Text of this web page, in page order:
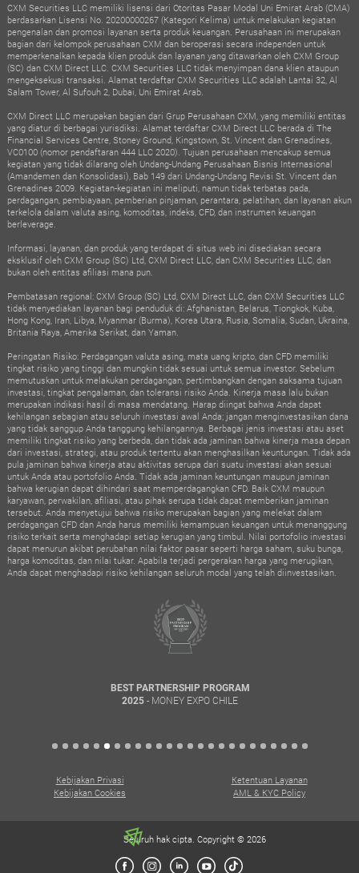
CXM Securities LLC memiliki lisensi dari Otoritas Pasar Modal Uni Emirat Arab (CMA)
berdasarkan Lisensi No. 20200000267 (Kategori Kelima) untuk melakukan kegiatan
pengenalan dan promosi layanan serta produk keuangan. Perusahaan ini merupakan
bagian dari kelompok perusahaan CXM dan beroperasi secara independen untuk
memperkenalkan kepada klien produk dan layanan yang ditawarkan oleh CXM Group
(SC) dan CXM Direct LLC. CXM Securities LLC tidak menyimpan dana klien ataupun
mengeksekusi transaksi. Alamat terdaftar CXM Securities LLC adalah Lantai 32, Al
Salam Tower, Al Sufouh 2, Dubai, Uni Emirat Arab.
CXM Direct LLC merupakan bagian dari Grup Perusahaan CXM, yang memiliki entitas
yang diatur di berbagai yurisdiksi. Alamat terdaftar CXM Direct LLC berada di The
Financial Services Centre, Stoney Ground, Kingstown, St. Vincent dan Grenadines,
VC0100 (nomor pendaftaran 444 LLC 2020). Tujuan perusahaan mencakup semua
kegiatan yang tidak dilarang oleh Undang-Undang Perusahaan Bisnis Internasional
(Amandemen dan Konsolidasi), Bab 149 dari Undang-Undang Revisi St. Vincent dan
Grenadines 2009. Kegiatan-kegiatan ini meliputi, namun tidak terbatas pada,
perdagangan, pembiayaan, pemberian pinjaman, perantara, pelatihan, dan layanan akun
terkelola dalam valuta asing, komoditas, indeks, CFD, dan instrumen keuangan
berleverage.
Informasi, layanan, dan produk yang terdapat di situs web ini disediakan secara
eksklusif oleh CXM Group (SC) Ltd, CXM Direct LLC, dan CXM Securities LLC, dan
bukan oleh entitas afiliasi mana pun.
Pembatasan regional: CXM Group (SC) Ltd, CXM Direct LLC, dan CXM Securities LLC
tidak menyediakan layanan bagi penduduk di: Afghanistan, Belarus, Tiongkok, Kuba,
Hong Kong, Iran, Libya, Myanmar (Burma), Korea Utara, Rusia, Somalia, Sudan, Ukraina,
Britania Raya, Amerika Serikat, dan Yaman.
Peringatan Risiko: Perdagangan valuta asing, mata uang kripto, dan CFD memiliki
tingkat risiko yang tinggi dan mungkin tidak sesuai untuk semua investor. Sebelum
memutuskan untuk melakukan perdagangan, pertimbangkan dengan saksama tujuan
investasi, tingkat pengalaman, dan toleransi risiko Anda. Kinerja masa lalu bukan
merupakan indikasi hasil di masa mendatang. Harap diingat bahwa Anda dapat
kehilangan sebagian atau seluruh investasi awal Anda; jangan menginvestasikan dana
yang tidak sanggup Anda tanggung kehilangannya. Berbagai jenis investasi atau aset
memiliki tingkat risiko yang berbeda, dan tidak ada jaminan bahwa kinerja masa depan
dari investasi, strategi, atau produk tertentu akan menghasilkan keuntungan. Tidak ada
pula jaminan bahwa kinerja atau aktivitas serupa dari suatu investasi akan sesuai
untuk Anda atau portofolio Anda. Tidak ada jaminan keuntungan maupun jaminan
bahwa kerugian dapat dihindari saat memperdagangkan CFD. Baik CXM maupun
karyawan, perwakilan, afiliasi, atau pihak serupa tidak dapat memberikan jaminan
tersebut. Anda menyetujui bahwa risiko merupakan bagian yang melekat dalam
perdagangan CFD dan Anda harus memiliki kemampuan keuangan untuk menanggung
risiko terkait serta menghadapi setiap kerugian yang timbul. Nilai portofolio investasi
dapat menurun akibat perubahan nilai faktor pasar seperti harga saham, suku bunga,
harga komoditas, dan nilai tukar. Apabila terjadi pergerakan harga yang merugikan,
Anda dapat menghadapi risiko kehilangan seluruh modal yang telah diinvestasikan.
BEST PARTNERSHIP PROGRAM
2025 - MONEY EXPO CHILE
Kebijakan Privasi
Ketentuan Layanan
Kebijakan Cookies
AML & KYC Policy
Seluruh hak cipta. Copyright © 2026